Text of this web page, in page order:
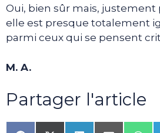
Oui, bien sûr mais, justement
elle est presque totalement
parmi ceux qui se pensent
M. A.
Partager l'article